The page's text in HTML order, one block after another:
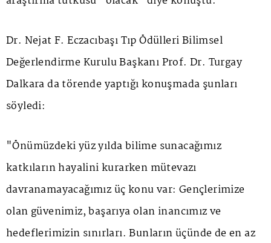
Dr. Nejat F. Eczacıbaşı Tıp Ödülleri Bilimsel
Değerlendirme Kurulu Başkanı Prof. Dr. Turgay
Dalkara da törende yaptığı konuşmada şunları
söyledi:
"Önümüzdeki yüz yılda bilime sunacağımız
katkıların hayalini kurarken mütevazı
davranamayacağımız üç konu var: Gençlerimize
olan güvenimiz, başarıya olan inancımız ve
hedeflerimizin sınırları. Bunların üçünde de en az